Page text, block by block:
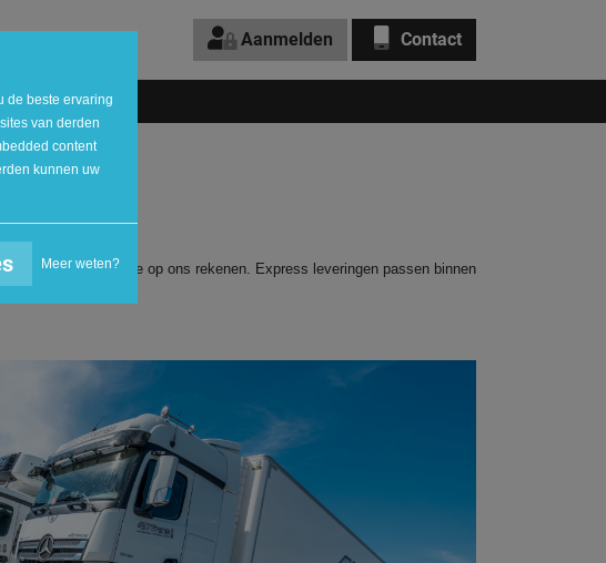
Aanmelden Contact
PERS EN MEDIA
en ook dan kan je op ons rekenen. Express leveringen passen binnen
de beste ervaring
van derden
content
kunnen uw
Meer weten?